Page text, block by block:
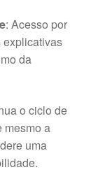
: Acesso por
da
o ciclo de
mesmo a
uma